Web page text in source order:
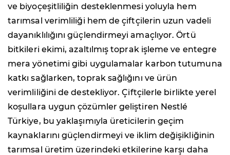
ve biyoçeşitliliğin desteklenmesi yoluyla hem
tarımsal verimliliği hem de çiftçilerin uzun vadeli
dayanıklılığını güçlendirmeyi amaçlıyor. Örtü
bitkileri ekimi, azaltılmış toprak işleme ve entegre
mera yönetimi gibi uygulamalar karbon tutumuna
katkı sağlarken, toprak sağlığını ve ürün
verimliliğini de destekliyor. Çiftçilerle birlikte yerel
koşullara uygun çözümler geliştiren Nestlé
Türkiye, bu yaklaşımıyla üreticilerin geçim
kaynaklarını güçlendirmeyi ve iklim değişikliğinin
tarımsal üretim üzerindeki etkilerine karşı daha